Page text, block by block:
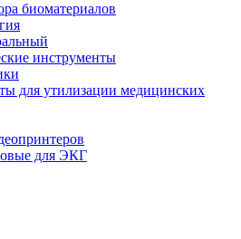
биоматериалов
инструменты
для утилизации медицинских
для ЭКГ